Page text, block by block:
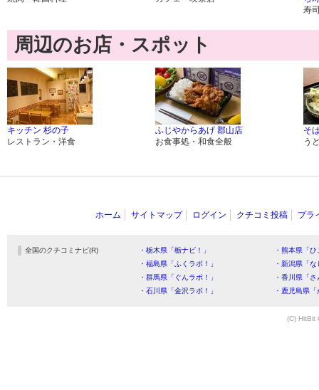
寿
周辺のお店・スポット
キッチン 杉の子
レストラン・洋食
ふじやからあげ 郡山店
お食事処・和食全般
そ
う
ホーム サイトマップ ログイン クチコミ投稿 プラ
全国のクチコミナビ(R) ・栃木県「栃ナビ！」
・熊本県「
・福島県「ふくラボ！」
・新潟県「
・群馬県「ぐんラボ！」
・香川県「
・石川県「金沢ラボ！」
・鹿児島県
(C) HitBit